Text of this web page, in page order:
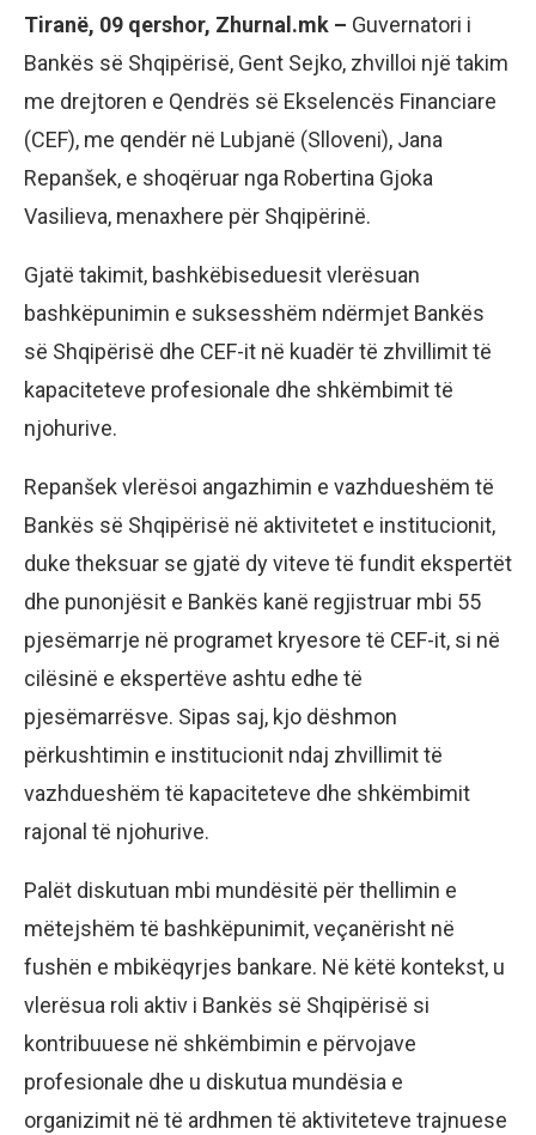
Tiranë, 09 qershor, Zhurnal.mk – Guvernatori i
Bankës së Shqipërisë, Gent Sejko, zhvilloi një takim
me drejtoren e Qendrës së Ekselencës Financiare
(CEF), me qendër në Lubjanë (Slloveni), Jana
Repanšek, e shoqëruar nga Robertina Gjoka
Vasilieva, menaxhere për Shqipërinë.
Gjatë takimit, bashkëbiseduesit vlerësuan
bashkëpunimin e suksesshëm ndërmjet Bankës
së Shqipërisë dhe CEF-it në kuadër të zhvillimit të
kapaciteteve profesionale dhe shkëmbimit të
njohurive.
Repanšek vlerësoi angazhimin e vazhdueshëm të
Bankës së Shqipërisë në aktivitetet e institucionit,
duke theksuar se gjatë dy viteve të fundit ekspertët
dhe punonjësit e Bankës kanë regjistruar mbi 55
pjesëmarrje në programet kryesore të CEF-it, si në
cilësinë e ekspertëve ashtu edhe të
pjesëmarrësve. Sipas saj, kjo dëshmon
përkushtimin e institucionit ndaj zhvillimit të
vazhdueshëm të kapaciteteve dhe shkëmbimit
rajonal të njohurive.
Palët diskutuan mbi mundësitë për thellimin e
mëtejshëm të bashkëpunimit, veçanërisht në
fushën e mbikëqyrjes bankare. Në këtë kontekst, u
vlerësua roli aktiv i Bankës së Shqipërisë si
kontribuuese në shkëmbimin e përvojave
profesionale dhe u diskutua mundësia e
organizimit në të ardhmen të aktiviteteve trajnuese